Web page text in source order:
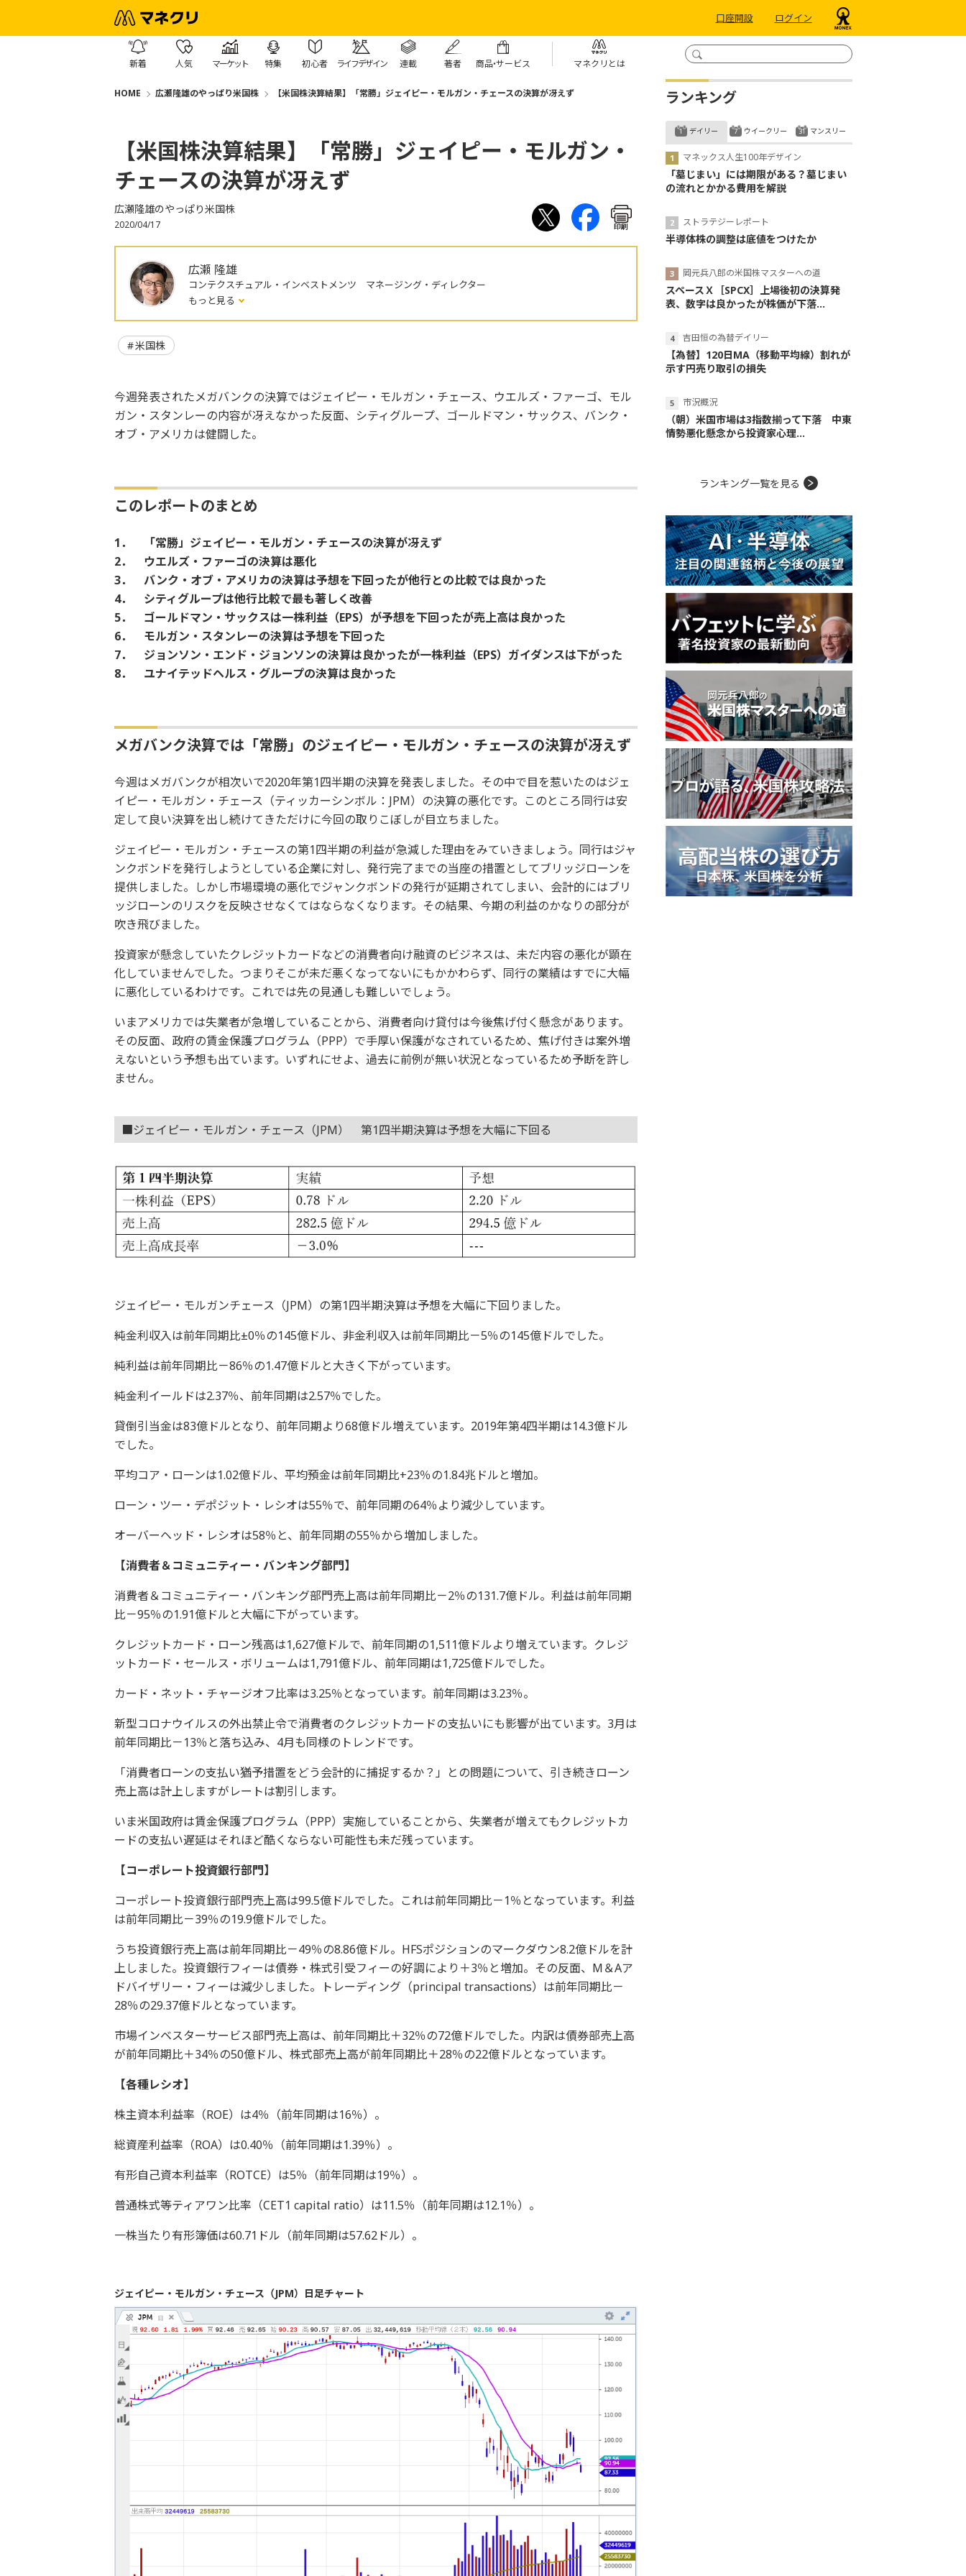
口座開設 ログイン
新着 人気 マーケット 特集 初心者 ライフデザイン 連載 著者 商品・サービス マネクリとは
HOME 広瀬隆雄のやっぱり米国株 【米国株決算結果】「常勝」ジェイピー・モルガン・チェースの決算が冴えず
【米国株決算結果】「常勝」ジェイピー・モルガン・
チェースの決算が冴えず
広瀬隆雄のやっぱり米国株
2020/04/17 印刷
広瀬 隆雄
コンテクスチュアル・インベストメンツ マネージング・ディレクター
もっと見る
米国株
今週発表されたメガバンクの決算ではジェイピー・モルガン・チェース、ウエルズ・ファーゴ、モル
ガン・スタンレーの内容が冴えなかった反面、シティグループ、ゴールドマン・サックス、バンク・
オブ・アメリカは健闘した。
このレポートのまとめ
1． 「常勝」ジェイピー・モルガン・チェースの決算が冴えず
2． ウエルズ・ファーゴの決算は悪化
3． バンク・オブ・アメリカの決算は予想を下回ったが他行との比較では良かった
4． シティグループは他行比較で最も著しく改善
5． ゴールドマン・サックスは一株利益（EPS）が予想を下回ったが売上高は良かった
6． モルガン・スタンレーの決算は予想を下回った
7． ジョンソン・エンド・ジョンソンの決算は良かったが一株利益（EPS）ガイダンスは下がった
8． ユナイテッドヘルス・グループの決算は良かった
メガバンク決算では「常勝」のジェイピー・モルガン・チェースの決算が冴えず
今週はメガバンクが相次いで2020年第1四半期の決算を発表しました。その中で目を惹いたのはジェ
イピー・モルガン・チェース（ティッカーシンボル：JPM）の決算の悪化です。このところ同行は安
定して良い決算を出し続けてきただけに今回の取りこぼしが目立ちました。
ジェイピー・モルガン・チェースの第1四半期の利益が急減した理由をみていきましょう。同行はジャ
ンクボンドを発行しようとしている企業に対し、発行完了までの当座の措置としてブリッジローンを
提供しました。しかし市場環境の悪化でジャンクボンドの発行が延期されてしまい、会計的にはブリ
ッジローンのリスクを反映させなくてはならなくなります。その結果、今期の利益のかなりの部分が
吹き飛びました。
投資家が懸念していたクレジットカードなどの消費者向け融資のビジネスは、未だ内容の悪化が顕在
化していませんでした。つまりそこが未だ悪くなってないにもかかわらず、同行の業績はすでに大幅
に悪化しているわけです。これでは先の見通しも難しいでしょう。
いまアメリカでは失業者が急増していることから、消費者向け貸付は今後焦げ付く懸念があります。
その反面、政府の賃金保護プログラム（PPP）で手厚い保護がなされているため、焦げ付きは案外増
えないという予想も出ています。いずれにせよ、過去に前例が無い状況となっているため予断を許し
ません。
■ジェイピー・モルガン・チェース（JPM） 第1四半期決算は予想を大幅に下回る
ジェイピー・モルガンチェース（JPM）の第1四半期決算は予想を大幅に下回りました。
純金利収入は前年同期比±0％の145億ドル、非金利収入は前年同期比－5％の145億ドルでした。
純利益は前年同期比－86％の1.47億ドルと大きく下がっています。
純金利イールドは2.37％、前年同期は2.57％でした。
貸倒引当金は83億ドルとなり、前年同期より68億ドル増えています。2019年第4四半期は14.3億ドル
でした。
平均コア・ローンは1.02億ドル、平均預金は前年同期比+23％の1.84兆ドルと増加。
ローン・ツー・デポジット・レシオは55％で、前年同期の64％より減少しています。
オーバーヘッド・レシオは58％と、前年同期の55％から増加しました。
【消費者＆コミュニティー・バンキング部門】
消費者＆コミュニティー・バンキング部門売上高は前年同期比－2％の131.7億ドル。利益は前年同期
比－95％の1.91億ドルと大幅に下がっています。
クレジットカード・ローン残高は1,627億ドルで、前年同期の1,511億ドルより増えています。クレジ
ットカード・セールス・ボリュームは1,791億ドル、前年同期は1,725億ドルでした。
カード・ネット・チャージオフ比率は3.25％となっています。前年同期は3.23％。
新型コロナウイルスの外出禁止令で消費者のクレジットカードの支払いにも影響が出ています。3月は
前年同期比－13％と落ち込み、4月も同様のトレンドです。
「消費者ローンの支払い猶予措置をどう会計的に捕捉するか？」との問題について、引き続きローン
売上高は計上しますがレートは割引します。
いま米国政府は賃金保護プログラム（PPP）実施していることから、失業者が増えてもクレジットカ
ードの支払い遅延はそれほど酷くならない可能性も未だ残っています。
【コーポレート投資銀行部門】
コーポレート投資銀行部門売上高は99.5億ドルでした。これは前年同期比－1％となっています。利益
は前年同期比－39％の19.9億ドルでした。
うち投資銀行売上高は前年同期比－49％の8.86億ドル。HFSポジションのマークダウン8.2億ドルを計
上しました。投資銀行フィーは債券・株式引受フィーの好調により＋3％と増加。その反面、M＆Aア
ドバイザリー・フィーは減少しました。トレーディング（principal transactions）は前年同期比－
28％の29.37億ドルとなっています。
市場インベスターサービス部門売上高は、前年同期比＋32％の72億ドルでした。内訳は債券部売上高
が前年同期比＋34％の50億ドル、株式部売上高が前年同期比＋28％の22億ドルとなっています。
【各種レシオ】
株主資本利益率（ROE）は4％（前年同期は16％）。
総資産利益率（ROA）は0.40％（前年同期は1.39％）。
有形自己資本利益率（ROTCE）は5％（前年同期は19％）。
普通株式等ティアワン比率（CET1 capital ratio）は11.5％（前年同期は12.1％）。
一株当たり有形簿価は60.71ドル（前年同期は57.62ドル）。
ジェイピー・モルガン・チェース（JPM）日足チャート
ランキング
デイリー
マネックス人生100年デザイン
「墓じまい」には期限がある？墓じまい
の流れとかかる費用を解説
ストラテジーレポート
半導体株の調整は底値をつけたか
岡元兵八郎の米国株マスターへの道
スペースＸ［SPCX］上場後初の決算発
表、数字は良かったが株価が下落...
吉田恒の為替デイリー
【為替】120日MA（移動平均線）割れが
示す円売り取引の損失
市況概況
（朝）米国市場は3指数揃って下落 中東
情勢悪化懸念から投資家心理...
ウイークリー マンスリー
ランキング一覧を見る